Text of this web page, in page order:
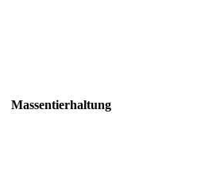
Massentierhaltung